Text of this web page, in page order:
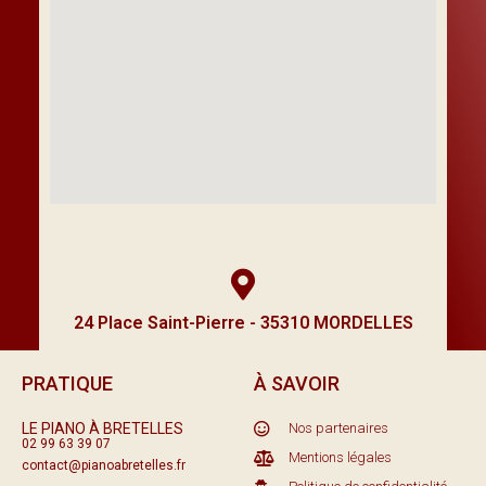
24 Place Saint-Pierre - 35310 MORDELLES
PRATIQUE
LE PIANO À BRETELLES
02 99 63 39 07
contact@pianoabretelles.fr
À SAVOIR
Nos partenaires
Mentions légales